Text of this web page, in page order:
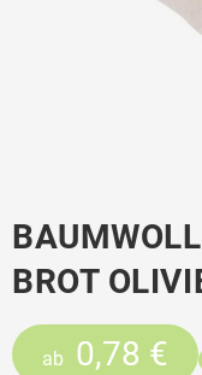
BROT
ab 0,78 €